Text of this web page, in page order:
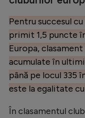
Pentru succesul
primit 1,5 puncte
Europa,
acumulate în
până pe locul 335
este la egalitate
În clasamentul